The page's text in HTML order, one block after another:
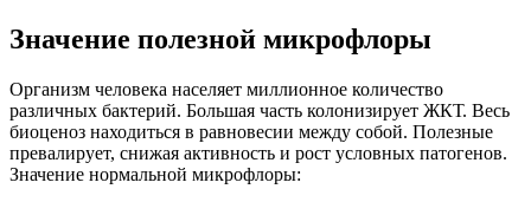
Значение полезной микрофлоры
Организм человека населяет миллионное количество
различных бактерий. Большая часть колонизирует ЖКТ. Весь
биоценоз находиться в равновесии между собой. Полезные
превалирует, снижая активность и рост условных патогенов.
Значение нормальной микрофлоры: